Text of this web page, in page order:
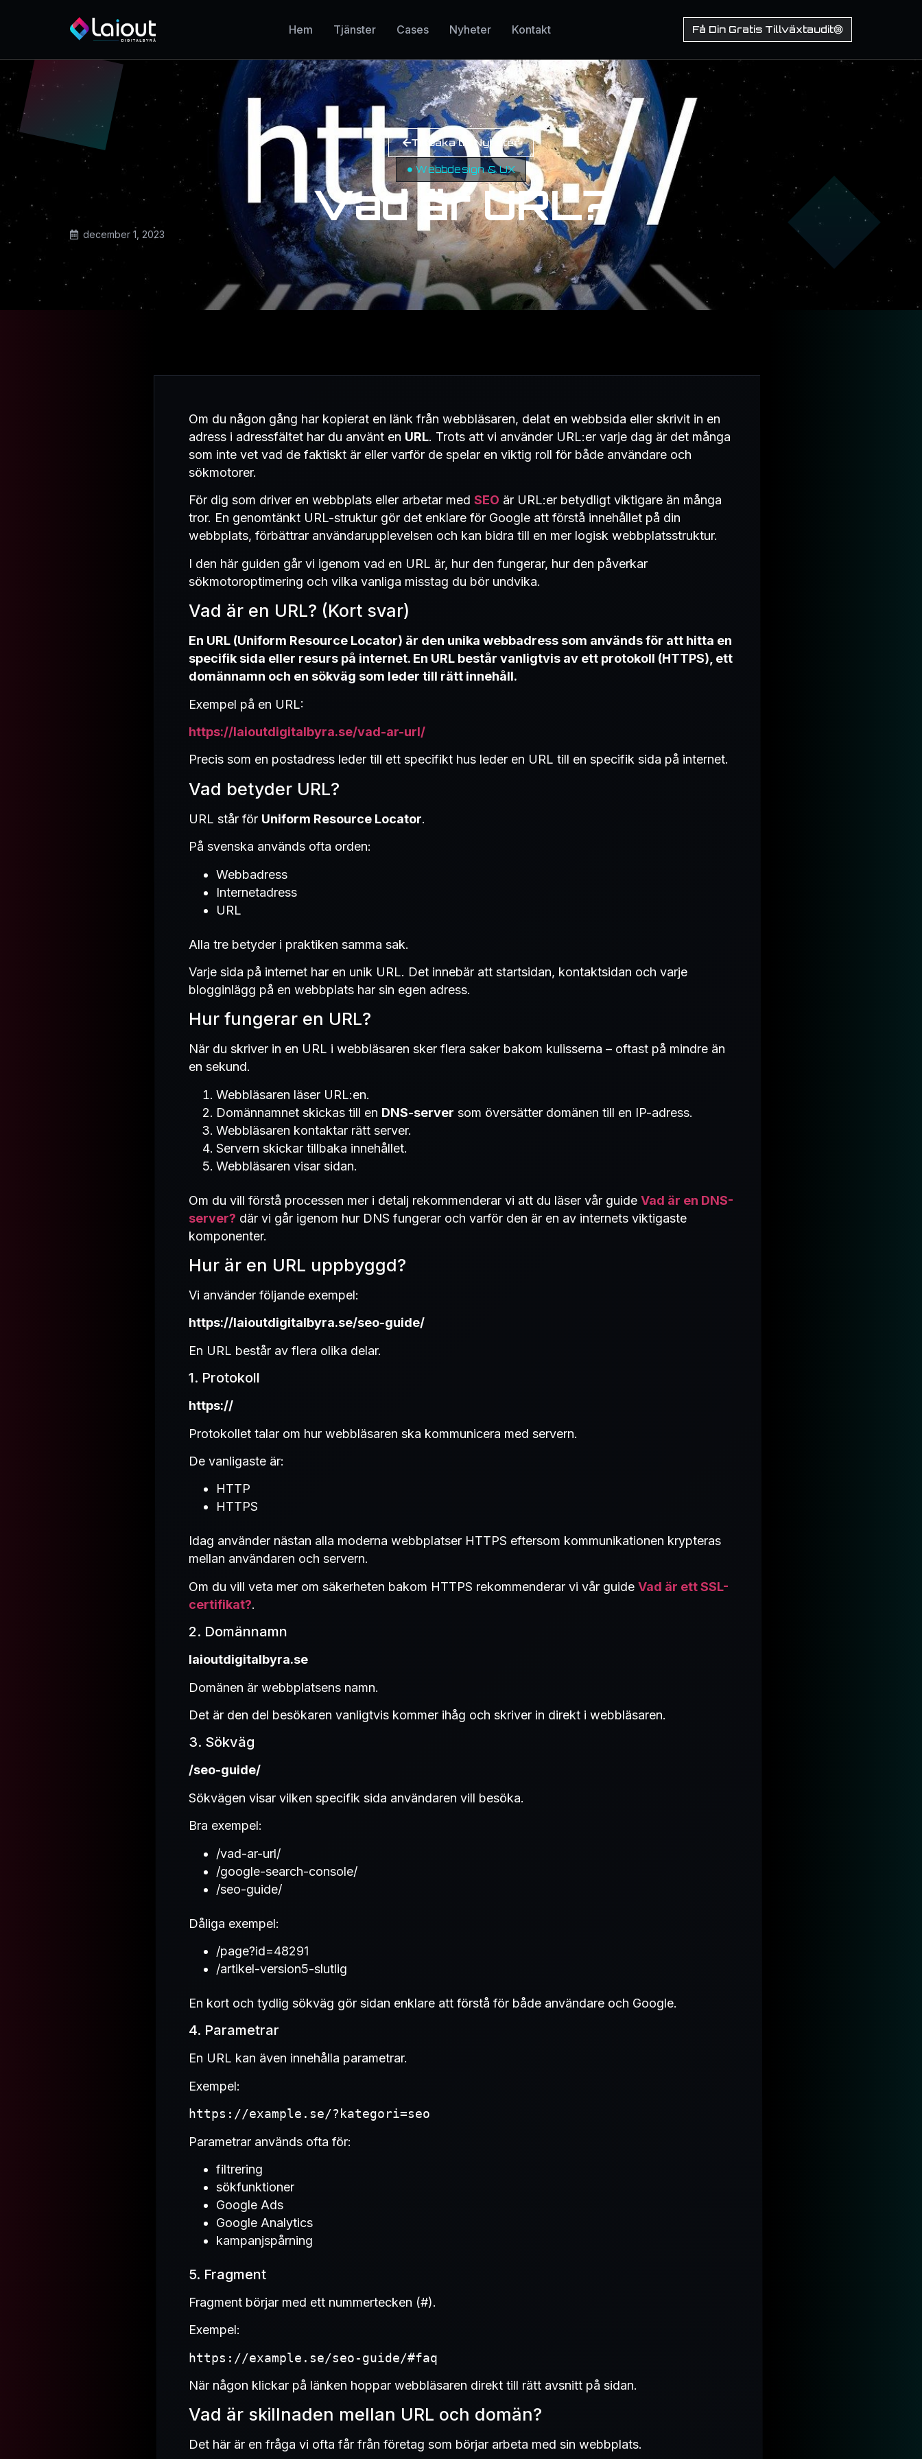
Hem Tjänster Cases Nyheter Kontakt Få Din Gratis Tillväxtaudit
Tillbaka till Nyheter
Webbdesign & UX
Vad är URL?
december 1, 2023
Om du någon gång har kopierat en länk från webbläsaren, delat en webbsida eller skrivit in en
adress i adressfältet har du använt en URL. Trots att vi använder URL:er varje dag är det många
som inte vet vad de faktiskt är eller varför de spelar en viktig roll för både användare och
sökmotorer.
För dig som driver en webbplats eller arbetar med SEO är URL:er betydligt viktigare än många
tror. En genomtänkt URL-struktur gör det enklare för Google att förstå innehållet på din
webbplats, förbättrar användarupplevelsen och kan bidra till en mer logisk webbplatsstruktur.
I den här guiden går vi igenom vad en URL är, hur den fungerar, hur den påverkar
sökmotoroptimering och vilka vanliga misstag du bör undvika.
Vad är en URL? (Kort svar)
En URL (Uniform Resource Locator) är den unika webbadress som används för att hitta en
specifik sida eller resurs på internet. En URL består vanligtvis av ett protokoll (HTTPS), ett
domännamn och en sökväg som leder till rätt innehåll.
Exempel på en URL:
https://laioutdigitalbyra.se/vad-ar-url/
Precis som en postadress leder till ett specifikt hus leder en URL till en specifik sida på internet.
Vad betyder URL?
URL står för Uniform Resource Locator.
På svenska används ofta orden:
Webbadress
Internetadress
URL
Alla tre betyder i praktiken samma sak.
Varje sida på internet har en unik URL. Det innebär att startsidan, kontaktsidan och varje
blogginlägg på en webbplats har sin egen adress.
Hur fungerar en URL?
När du skriver in en URL i webbläsaren sker flera saker bakom kulisserna – oftast på mindre än
en sekund.
Webbläsaren läser URL:en.
Domännamnet skickas till en DNS-server som översätter domänen till en IP-adress.
Webbläsaren kontaktar rätt server.
Servern skickar tillbaka innehållet.
Webbläsaren visar sidan.
Om du vill förstå processen mer i detalj rekommenderar vi att du läser vår guide Vad är en DNS-
server? där vi går igenom hur DNS fungerar och varför den är en av internets viktigaste
komponenter.
Hur är en URL uppbyggd?
Vi använder följande exempel:
https://laioutdigitalbyra.se/seo-guide/
En URL består av flera olika delar.
1. Protokoll
https://
Protokollet talar om hur webbläsaren ska kommunicera med servern.
De vanligaste är:
HTTP
HTTPS
Idag använder nästan alla moderna webbplatser HTTPS eftersom kommunikationen krypteras
mellan användaren och servern.
Om du vill veta mer om säkerheten bakom HTTPS rekommenderar vi vår guide Vad är ett SSL-
certifikat?.
2. Domännamn
laioutdigitalbyra.se
Domänen är webbplatsens namn.
Det är den del besökaren vanligtvis kommer ihåg och skriver in direkt i webbläsaren.
3. Sökväg
/seo-guide/
Sökvägen visar vilken specifik sida användaren vill besöka.
Bra exempel:
/vad-ar-url/
/google-search-console/
/seo-guide/
Dåliga exempel:
/page?id=48291
/artikel-version5-slutlig
En kort och tydlig sökväg gör sidan enklare att förstå för både användare och Google.
4. Parametrar
En URL kan även innehålla parametrar.
Exempel:
https://example.se/?kategori=seo
Parametrar används ofta för:
filtrering
sökfunktioner
Google Ads
Google Analytics
kampanjspårning
5. Fragment
Fragment börjar med ett nummertecken (#).
Exempel:
https://example.se/seo-guide/#faq
När någon klickar på länken hoppar webbläsaren direkt till rätt avsnitt på sidan.
Vad är skillnaden mellan URL och domän?
Det här är en fråga vi ofta får från företag som börjar arbeta med sin webbplats.